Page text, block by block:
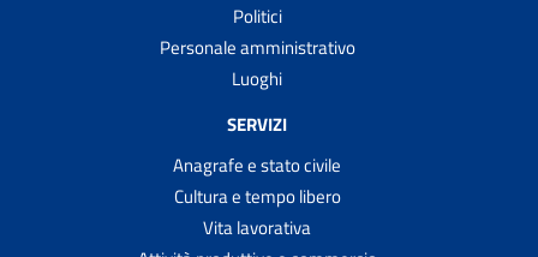
Politici
Personale amministrativo
Luoghi
SERVIZI
Anagrafe e stato civile
Cultura e tempo libero
Vita lavorativa